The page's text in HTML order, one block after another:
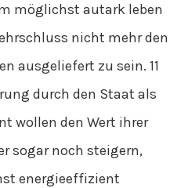
möglichst autark leben
nicht mehr den
ausgeliefert zu sein. 11
durch den Staat als
wollen den Wert ihrer
sogar noch steigern,
energieeffizient